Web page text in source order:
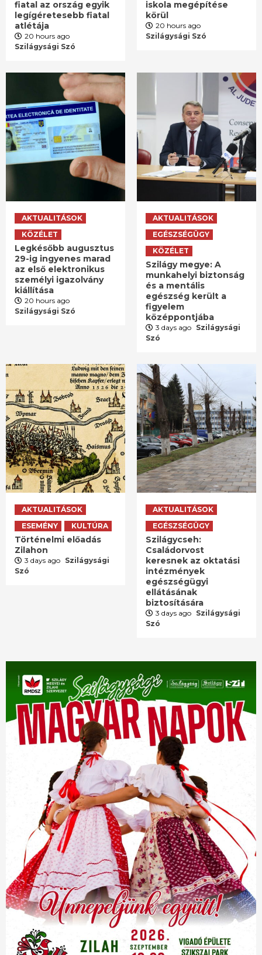
fiatal az ország egyik
legígéretesebb fiatal
atlétája
20 hours ago
Szilágysági Szó
iskola megépítése
körül
20 hours ago
Szilágysági Szó
AKTUALITÁSOK
KÖZÉLET
Legkésőbb augusztus
29-ig ingyenes marad
az első elektronikus
személyi igazolvány
kiállítása
20 hours ago
Szilágysági Szó
AKTUALITÁSOK
EGÉSZSÉGÜGY
KÖZÉLET
Szilágy megye: A
munkahelyi biztonság
és a mentális
egészség került a
figyelem
középpontjába
3 days ago Szilágysági
Szó
AKTUALITÁSOK
ESEMÉNY
KULTÚRA
Történelmi előadás
Zilahon
3 days ago Szilágysági
Szó
AKTUALITÁSOK
EGÉSZSÉGÜGY
Szilágycseh:
Családorvost
keresnek az oktatási
intézmények
egészségügyi
ellátásának
biztosítására
3 days ago Szilágysági
Szó